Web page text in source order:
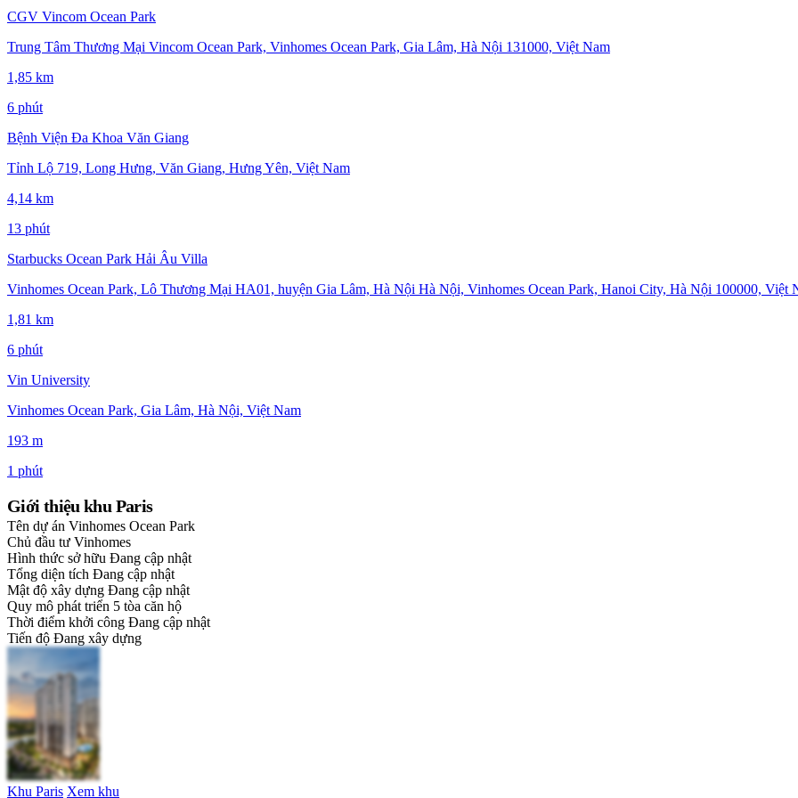
CGV Vincom Ocean Park
Trung Tâm Thương Mại Vincom Ocean Park, Vinhomes Ocean Park, Gia Lâm, Hà Nội 131000, Việt Nam
1,85 km
6 phút
Bệnh Viện Đa Khoa Văn Giang
Tỉnh Lộ 719, Long Hưng, Văn Giang, Hưng Yên, Việt Nam
4,14 km
13 phút
Starbucks Ocean Park Hải Âu Villa
Vinhomes Ocean Park, Lô Thương Mại HA01, huyện Gia Lâm, Hà Nội Hà Nội, Vinhomes Ocean Park, Hanoi City, Hà Nội 100000, Việt
1,81 km
6 phút
Vin University
Vinhomes Ocean Park, Gia Lâm, Hà Nội, Việt Nam
193 m
1 phút
Giới thiệu khu Paris
Tên dự án Vinhomes Ocean Park
Chủ đầu tư Vinhomes
Hình thức sở hữu Đang cập nhật
Tổng diện tích Đang cập nhật
Mật độ xây dựng Đang cập nhật
Quy mô phát triển 5 tòa căn hộ
Thời điểm khởi công Đang cập nhật
Tiến độ Đang xây dựng
Khu Paris Xem khu